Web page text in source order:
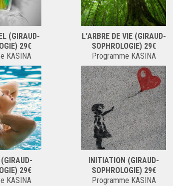
(GIRAUD-
29€
KASINA
L'ARBRE DE VIE (GIRAUD-
SOPHROLOGIE) 29€
Programme KASINA
29€
KASINA
INITIATION (GIRAUD-
SOPHROLOGIE) 29€
Programme KASINA